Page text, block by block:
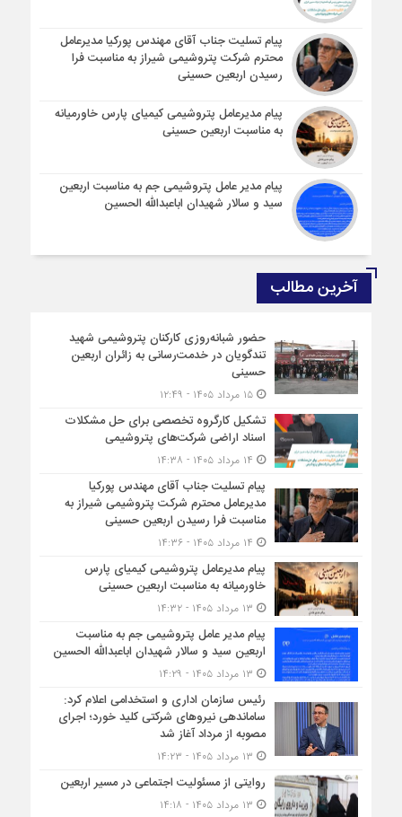
پیام تسلیت جناب آقای مهندس پوركیا مدیرعامل
محترم شركت پتروشیمی شیراز به مناسبت فرا
رسیدن اربعین حسینی
پیام مدیرعامل پتروشیمی کیمیای پارس خاورمیانه
به مناسبت اربعین حسینی
پیام مدیر عامل پتروشیمی جم به مناسبت اربعین
سید و سالار شهیدان اباعبدالله الحسین
آخرین مطالب
حضور شبانه‌روزی کارکنان پتروشیمی شهید
تندگویان در خدمت‌رسانی به زائران اربعین
حسینی
۱۵ مرداد ۱۴۰۵ - ۱۲:۴۹
تشکیل کارگروه تخصصی برای حل مشکلات
اسناد اراضی شرکت‌های پتروشیمی
پیام تسلیت جناب آقای مهندس پوركیا
مدیرعامل محترم شركت پتروشیمی شیراز به
مناسبت فرا رسیدن اربعین حسینی
پیام مدیرعامل پتروشیمی کیمیای پارس
خاورمیانه به مناسبت اربعین حسینی
پیام مدیر عامل پتروشیمی جم به مناسبت
اربعین سید و سالار شهیدان اباعبدالله الحسین
رئیس سازمان اداری و استخدامی اعلام کرد:
ساماندهی نیروهای شرکتی کلید خورد؛ اجرای
مصوبه از مرداد آغاز شد
روایتی از مسئولیت اجتماعی در مسیر اربعین